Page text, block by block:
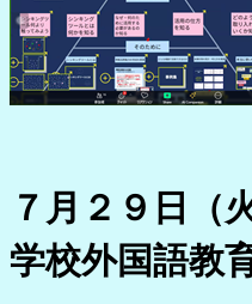
７月２９日（
学校外国語教